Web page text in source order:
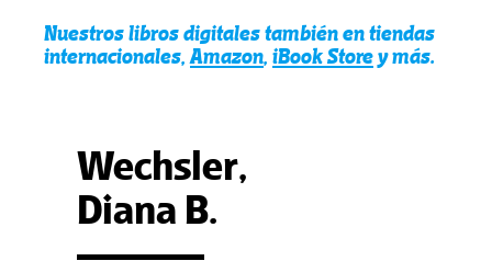
Nuestros libros digitales también en tiendas
internacionales, Amazon, iBook Storey más.
Wechsler,
Diana B.